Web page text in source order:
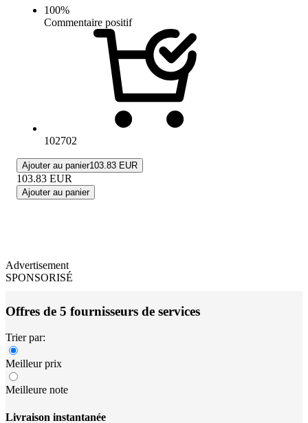
100%
Commentaire positif
102702
Ajouter au panier103.83 EUR
103.83 EUR
Ajouter au panier
Advertisement
SPONSORISÉ
Offres de 5 fournisseurs de services
Trier par:
Meilleur prix
Meilleure note
Livraison instantanée